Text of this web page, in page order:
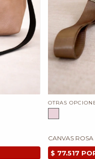
OTRAS
CANVAS ROSA